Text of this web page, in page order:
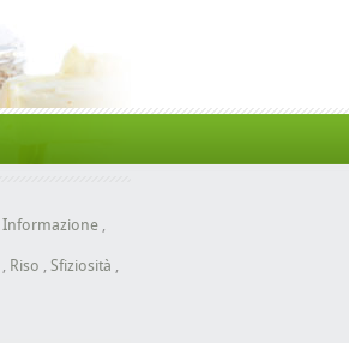
Informazione ,
, Riso , Sfiziosità ,